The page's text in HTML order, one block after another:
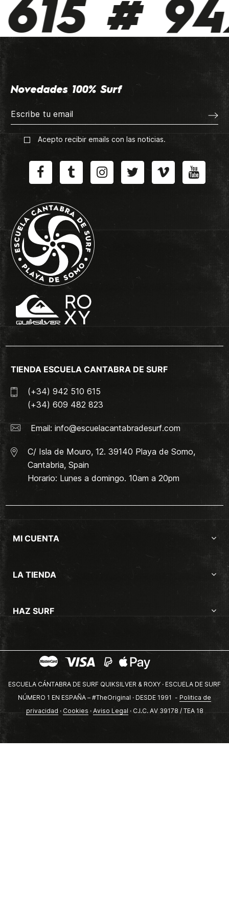
#
Novedades 100% Surf
Acepto recibir emails con las noticias.
TIENDA ESCUELA CANTABRA DE SURF
(+34) 942 510 615
(+34) 609 482 823
Email: info@escuelacantabradesurf.com
C/ Isla de Mouro, 12. 39140 Playa de Somo,
Cantabria, Spain
Horario: Lunes a domingo. 10am a 20pm
MI CUENTA
LA TIENDA
HAZ SURF
ESCUELA CÁNTABRA DE SURF QUIKSILVER & ROXY · ESCUELA DE SURF
NÚMERO 1 EN ESPAÑA – #TheOriginal · DESDE 1991 - Politica de
privacidad · Cookies · Aviso Legal · C.I.C. AV 39178 / TEA 18